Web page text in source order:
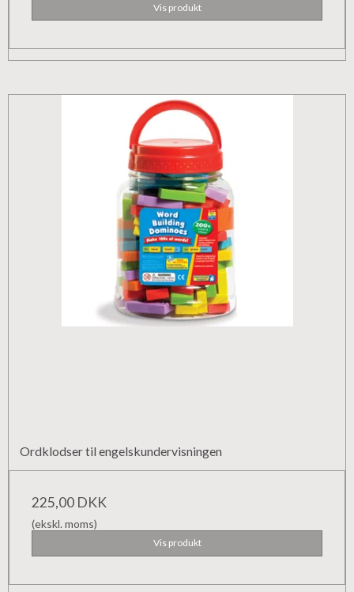
Vis produkt
Ordklodser til engelskundervisningen
225,00 DKK
(ekskl. moms)
Vis produkt